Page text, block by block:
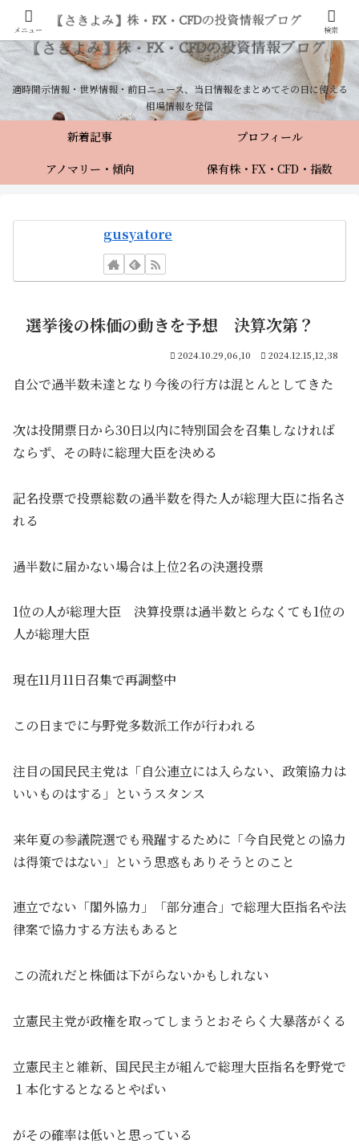
適時開示情報・世界情報・前日ニュース、当日情報をまとめてその日に使える
相場情報を発信
新着記事
プロフィール
アノマリー・傾向
保有株・FX・CFD・指数
gusyatore
選挙後の株価の動きを予想 決算次第？
2024.10.29,06,10 2024.12.15,12,38
自公で過半数未達となり今後の行方は混とんとしてきた
次は投開票日から30日以内に特別国会を召集しなければ
ならず、その時に総理大臣を決める
記名投票で投票総数の過半数を得た人が総理大臣に指名さ
れる
過半数に届かない場合は上位2名の決選投票
1位の人が総理大臣 決算投票は過半数とらなくても1位の
人が総理大臣
現在11月11日召集で再調整中
この日までに与野党多数派工作が行われる
注目の国民民主党は「自公連立には入らない、政策協力は
いいものはする」というスタンス
来年夏の参議院選でも飛躍するために「今自民党との協力
は得策ではない」という思惑もありそうとのこと
連立でない「閣外協力」「部分連合」で総理大臣指名や法
律案で協力する方法もあると
この流れだと株価は下がらないかもしれない
立憲民主党が政権を取ってしまうとおそらく大暴落がくる
立憲民主と維新、国民民主が組んで総理大臣指名を野党で
１本化するとなるとやばい
がその確率は低いと思っている
メニュー 検索